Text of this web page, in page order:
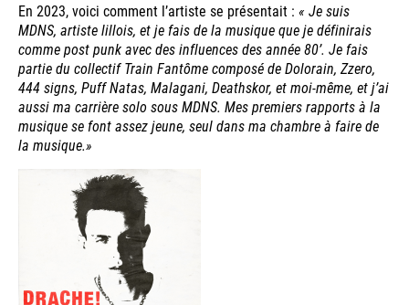
En 2023, voici comment l’artiste se présentait : « Je suis
MDNS, artiste lillois, et je fais de la musique que je définirais
comme post punk avec des influences des année 80’. Je fais
partie du collectif Train Fantôme composé de Dolorain, Zzero,
444 signs, Puff Natas, Malagani, Deathskor, et moi-même, et j’ai
aussi ma carrière solo sous MDNS. Mes premiers rapports à la
musique se font assez jeune, seul dans ma chambre à faire de
la musique.»